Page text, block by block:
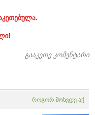
გააკეთე კომენტარი
როგორ მოხვდე აქ